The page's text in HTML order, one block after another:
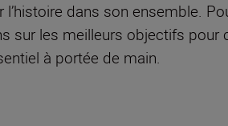
dans son ensemble.
sur les meilleurs objectifs pour
à portée de main.